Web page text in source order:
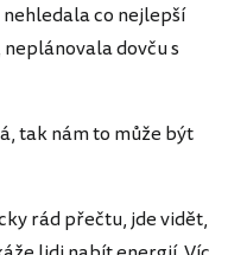
co nejlepší
dovču s
tak nám to může být
rád přečtu, jde vidět,